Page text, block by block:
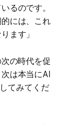
るのです。
には、これ
ます」
の時代を促
は本当にAI
てみてくだ